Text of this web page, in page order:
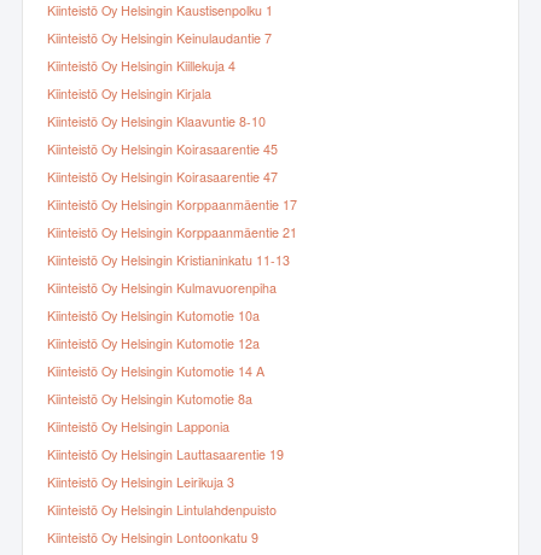
Kiinteistö Oy Helsingin Kaustisenpolku 1
Kiinteistö Oy Helsingin Keinulaudantie 7
Kiinteistö Oy Helsingin Kiillekuja 4
Kiinteistö Oy Helsingin Kirjala
Kiinteistö Oy Helsingin Klaavuntie 8-10
Kiinteistö Oy Helsingin Koirasaarentie 45
Kiinteistö Oy Helsingin Koirasaarentie 47
Kiinteistö Oy Helsingin Korppaanmäentie 17
Kiinteistö Oy Helsingin Korppaanmäentie 21
Kiinteistö Oy Helsingin Kristianinkatu 11-13
Kiinteistö Oy Helsingin Kulmavuorenpiha
Kiinteistö Oy Helsingin Kutomotie 10a
Kiinteistö Oy Helsingin Kutomotie 12a
Kiinteistö Oy Helsingin Kutomotie 14 A
Kiinteistö Oy Helsingin Kutomotie 8a
Kiinteistö Oy Helsingin Lapponia
Kiinteistö Oy Helsingin Lauttasaarentie 19
Kiinteistö Oy Helsingin Leirikuja 3
Kiinteistö Oy Helsingin Lintulahdenpuisto
Kiinteistö Oy Helsingin Lontoonkatu 9